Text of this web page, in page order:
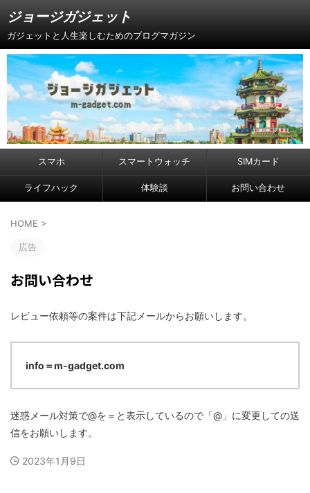
ジョージガジェット
ガジェットと人生楽しむためのブログマガジン
スマホ スマートウォッチ SIMカード
ライフハック 体験談 お問い合わせ
HOME >
広告
お問い合わせ
レビュー依頼等の案件は下記メールからお願いします。
info＝m-gadget.com
迷惑メール対策で@を＝と表示しているので「@」に変更しての送
信をお願いします。
2023年1月9日